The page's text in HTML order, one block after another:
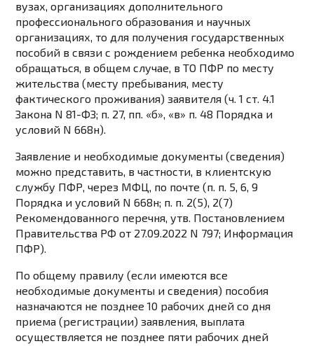
вузах, организациях дополнительного
профессионального образования и научных
организациях, то для получения государственных
пособий в связи с рождением ребенка необходимо
обращаться, в общем случае, в ТО ПФР по месту
жительства (месту пребывания, месту
фактического проживания) заявителя (ч. 1 ст. 4.1
Закона N 81-ФЗ; п. 27, пп. «б», «в» п. 48 Порядка и
условий N 668н).
Заявление и необходимые документы (сведения)
можно представить, в частности, в клиентскую
службу ПФР, через МФЦ, по почте (п. п. 5, 6, 9
Порядка и условий N 668н; п. п. 2(5), 2(7)
Рекомендованного перечня, утв. Постановлением
Правительства РФ от 27.09.2022 N 797; Информация
ПФР).
По общему правилу (если имеются все
необходимые документы и сведения) пособия
назначаются не позднее 10 рабочих дней со дня
приема (регистрации) заявления, выплата
осуществляется не позднее пяти рабочих дней